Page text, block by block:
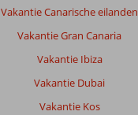
Vakantie Canarische eilanden
Vakantie Gran Canaria
Vakantie Ibiza
Vakantie Dubai
Vakantie Kos